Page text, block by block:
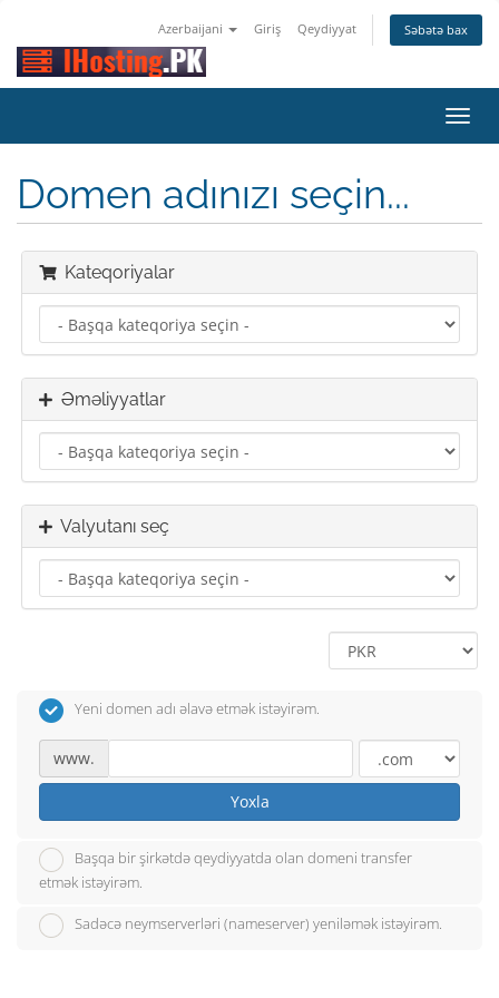
Azerbaijani Giriş Qeydiyyat Səbətə bax
keçid
Domen adınızı seçin...
Kateqoriyalar
Əməliyyatlar
Valyutanı seç
Yeni domen adı əlavə etmək istəyirəm.
www.
Yoxla
Başqa bir şirkətdə qeydiyyatda olan domeni transfer
etmək istəyirəm.
Sadəcə neymserverləri (nameserver) yeniləmək istəyirəm.